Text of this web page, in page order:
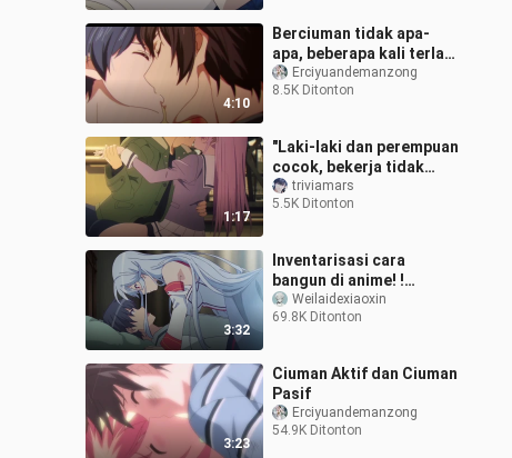
4:10
Berciuman tidak apa-
apa, beberapa kali terlalu
banyak! masalah 1
Erciyuandemanzong
8.5K Ditonton
1:17
"Laki-laki dan perempuan
cocok, bekerja tidak
lelah"triviamars
5.5K Ditonton
3:32
Inventarisasi cara
bangun di anime! !
Apakah kamu
menyukainya?
Weilaidexiaoxin
69.8K Ditonton
3:23
Ciuman Aktif dan Ciuman
Pasif
Erciyuandemanzong
54.9K Ditonton